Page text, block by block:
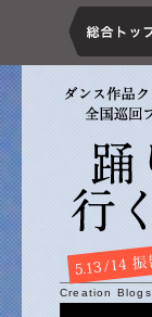
Creation Blogs